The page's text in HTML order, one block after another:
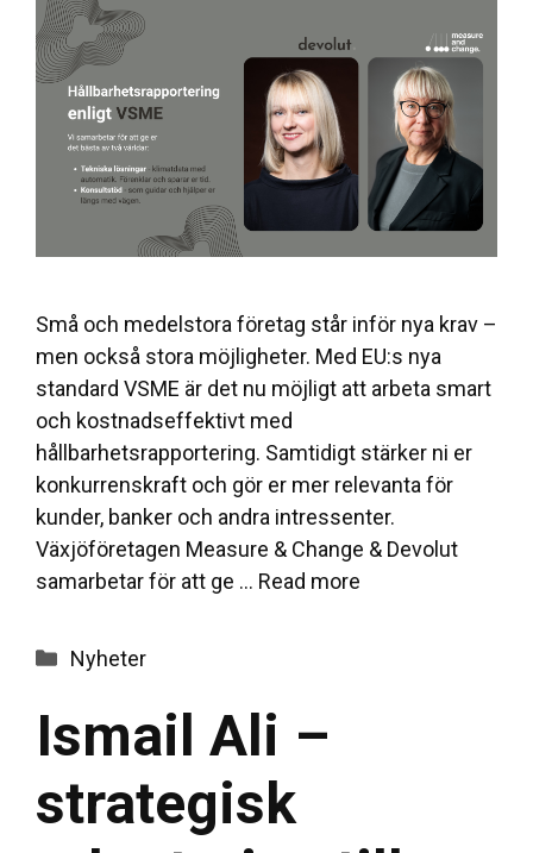
Små och medelstora företag står inför nya krav –
men också stora möjligheter. Med EU:s nya
standard VSME är det nu möjligt att arbeta smart
och kostnadseffektivt med
hållbarhetsrapportering. Samtidigt stärker ni er
konkurrenskraft och gör er mer relevanta för
kunder, banker och andra intressenter.
Växjöföretagen Measure & Change & Devolut
samarbetar för att ge … Read more
Categories
Nyheter
Ismail Ali –
strategisk